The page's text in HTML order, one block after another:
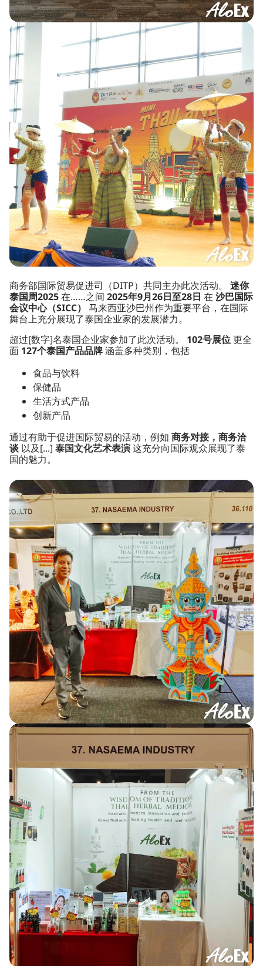
商务部国际贸易促进司（DITP）共同主办此次活动。 迷你
泰国周2025在……之间 2025年9月26日至28日 在沙巴国际
会议中心（SICC） 马来西亚沙巴州作为重要平台，在国际
舞台上充分展现了泰国企业家的发展潜力。
超过[数字]名泰国企业家参加了此次活动。 102号展位更全
面 127个泰国产品品牌涵盖多种类别，包括
食品与饮料
保健品
生活方式产品
创新产品
通过有助于促进国际贸易的活动，例如 商务对接，商务洽
谈以及[...] 泰国文化艺术表演这充分向国际观众展现了泰
国的魅力。